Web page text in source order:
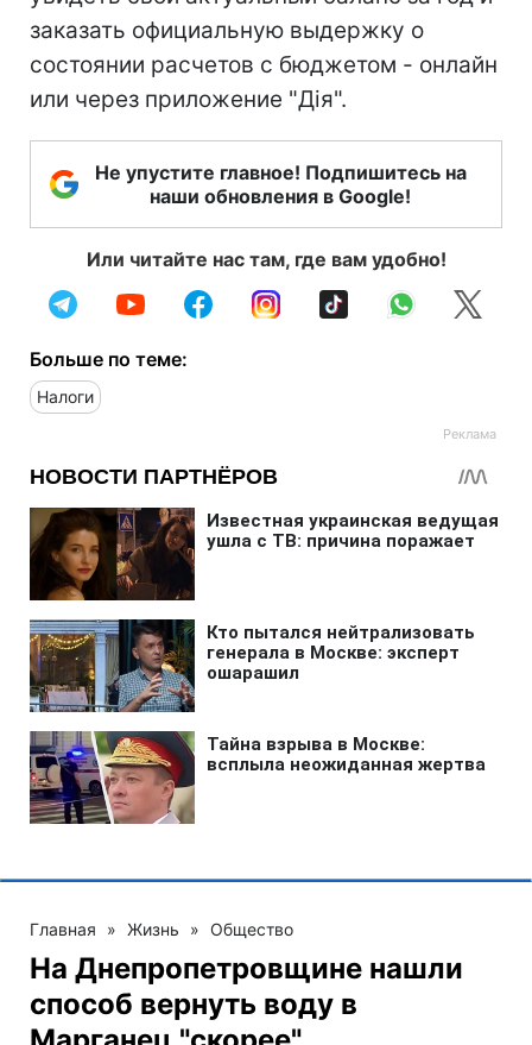
заказать официальную выдержку о
состоянии расчетов с бюджетом - онлайн
или через приложение "Дія".
Не упустите главное! Подпишитесь на
наши обновления в Google!
Или читайте нас там, где вам удобно!
Больше по теме:
Налоги
Главная » Жизнь » Общество
На Днепропетровщине нашли
способ вернуть воду в